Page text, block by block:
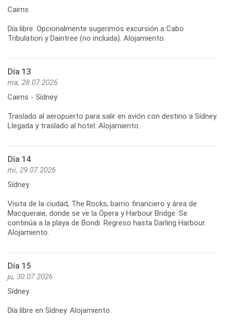
Cairns
Día libre. Opcionalmente sugerimos excursión a Cabo
Día 13
ma, 28.07.2026
Cairns - Sídney
Traslado al aeropuerto para salir en avión con destino a Sídney.
Día 14
mi, 29.07.2026
Sídney
Visita de la ciudad, The Rocks, barrio financiero y área de
Macqueraie, donde se ve la Ópera y Harbour Bridge. Se
continúa a la playa de Bondi. Regreso hasta Darling Harbour.
Día 15
ju, 30.07.2026
Sídney